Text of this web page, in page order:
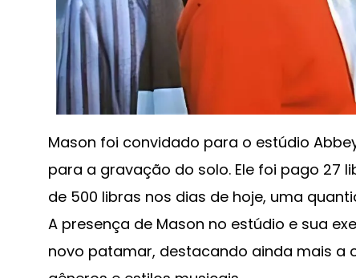
Mason foi convidado para o estúdio
para a gravação do solo. Ele foi pago 27
de 500 libras nos dias de hoje, uma
A presença de Mason no estúdio e sua
novo patamar, destacando ainda mais a